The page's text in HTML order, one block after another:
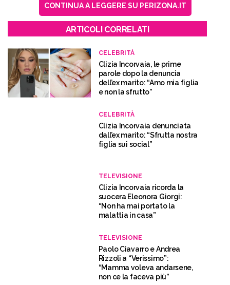
CONTINUA A LEGGERE SU PERIZONA.IT
ARTICOLI CORRELATI
CELEBRITÀ
Clizia Incorvaia, le prime
parole dopo la denuncia
dell’ex marito: “Amo mia figlia
e non la sfrutto”
CELEBRITÀ
Clizia Incorvaia denunciata
dall’ex marito: “Sfrutta nostra
figlia sui social”
TELEVISIONE
Clizia Incorvaia ricorda la
suocera Eleonora Giorgi:
“Non ha mai portato la
malattia in casa”
TELEVISIONE
Paolo Ciavarro e Andrea
Rizzoli a “Verissimo”:
“Mamma voleva andarsene,
non ce la faceva più”